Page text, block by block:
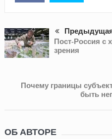
Пост-Россия с
зрения
Почему границы
быть
ОБ АВТОРЕ